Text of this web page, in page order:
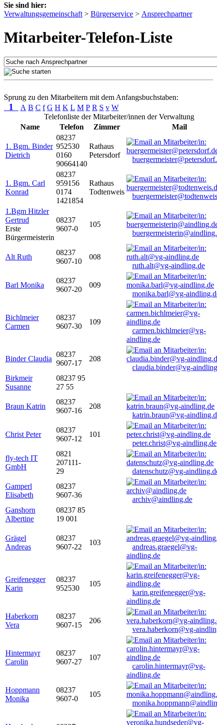
Sie sind hier:
Verwaltungsgemeinschaft > Bürgerservice > Ansprechpartner
Mitarbeiter-Telefon-Liste
Sprung zu den Mitarbeitern mit dem Anfangsbuchstaben:
1 A B C f G H K L M P R S v W
Telefonliste der Mitarbeiter/innen der Verwaltung
Name
Telefon Zimmer Mail
1. Bgm. Binder
Dietrich
08237
952530
0160
90664140
Rathaus
Petersdorf
1. Bgm. Carl
Konrad
08237
959156
0174
1421854
Rathaus
Todtenweis
1.Bgm Hitzler
Gertrud
Erste
Bürgermeisterin
08237
9607-0
105
Alt Ruth
08237
9607-10
008
ruth.alt@vg-aindling.de
Barl Monika
08237
9607-20
009
monika.barl@vg-
Bichlmeier
Carmen
08237
9607-30
109
carmen.bichlmeier@vg-
aindling.de
Binder Claudia
08237
9607-17
208
claudia.binder@vg-
Birkmeir
Susanne
08237 95
27 55
Braun Katrin
08237
9607-16
208
katrin.braun@vg-
Christ Peter
08237
9607-12
101
peter.christ@vg-aindling.de
fly-tech IT
GmbH
0821
207111-
29
datenschutz@vg-
Gamperl
Elisabeth
08237
9607-36
archiv@aindling.de
Ganshorn
Albertine
08237 85
19 001
Grägel
Andreas
08237
9607-22
103
andreas.graegel@vg-
aindling.de
Greifenegger
Karin
08237
952530
105
karin.greifenegger@vg-
aindling.de
Haberkorn
Vera
08237
9607-15
206
vera.haberkorn@vg-
Hintermayr
Carolin
08237
9607-27
107
carolin.hintermayr@vg-
aindling.de
Hoppmann
Monika
08237
9607-0
105